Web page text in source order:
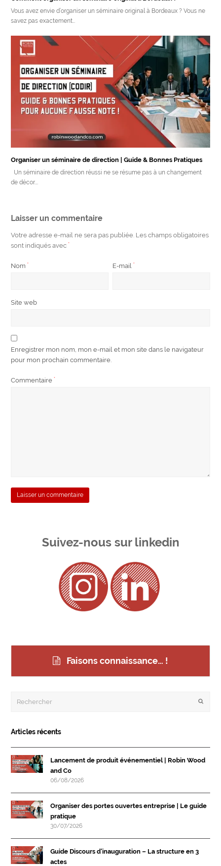
Vous avez envie d’organiser un séminaire original à Bordeaux ? Vous ne
savez pas exactement…
Organiser un séminaire de direction | Guide & Bonnes Pratiques
Un séminaire de direction réussi ne se résume pas à un changement
de décor.…
Laisser un commentaire
Votre adresse e-mail ne sera pas publiée. Les champs obligatoires
sont indiqués avec *
Nom * E-mail *
Site web
Enregistrer mon nom, mon e-mail et mon site dans le navigateur
pour mon prochain commentaire.
Commentaire *
Suivez-nous sur linkedin
Faisons connaissance… !
Articles récents
Lancement de produit événementiel | Robin Wood
and Co
06/08/2026
Organiser des portes ouvertes entreprise | Le guide
pratique
30/07/2026
Guide Discours d’inauguration – La structure en 3
actes